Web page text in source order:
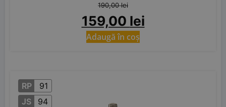
190,00lei
159,00 lei
Adaugă în coș
RP
91
JS
94